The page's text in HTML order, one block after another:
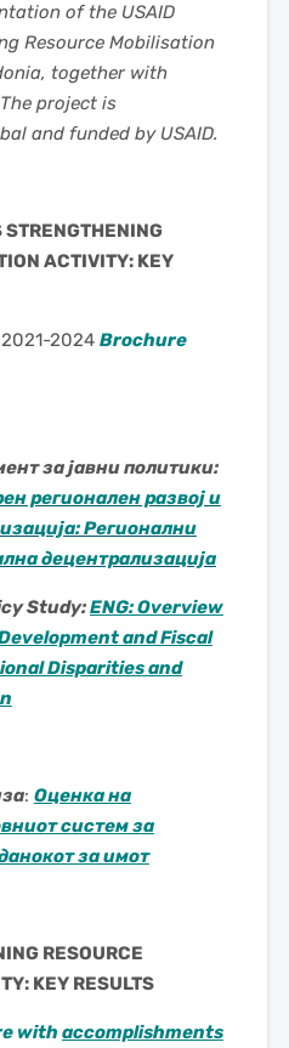
of the USAID
Resource Mobilisation
together with
project is
and funded by USAID.
STRENGTHENING
ACTIVITY: KEY
2021-2024 Brochure
за јавни политики:
регионален развој и
Регионални
децентрализација
Study:ENG: Overview
and Fiscal
Disparities and
: Оценка на
систем за
за имот
RESOURCE
KEY RESULTS
with accomplishments